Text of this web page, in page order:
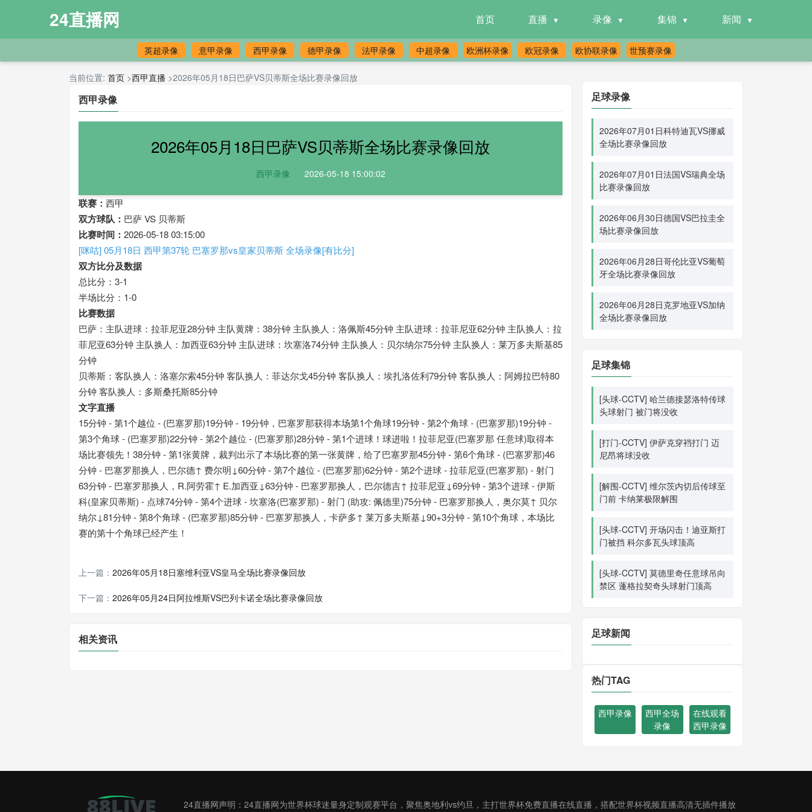
24直播网 首页 直播 录像 集锦 新闻
英超录像 意甲录像 西甲录像 德甲录像 法甲录像 中超录像 欧洲杯录像 欧冠录像 欧协联录像 世预赛录像
当前位置: 首页 >西甲直播 >2026年05月18日巴萨VS贝蒂斯全场比赛录像回放
西甲录像
2026年05月18日巴萨VS贝蒂斯全场比赛录像回放
西甲录像 2026-05-18 15:00:02
联赛： 西甲
双方球队： 巴萨 VS 贝蒂斯
比赛时间： 2026-05-18 03:15:00
[咪咕] 05月18日 西甲第37轮 巴塞罗那vs皇家贝蒂斯 全场录像[有比分]
双方比分及数据
总比分：3-1
半场比分：1-0
比赛数据
巴萨：主队进球：拉菲尼亚28分钟 主队黄牌：38分钟 主队换人：洛佩斯45分钟 主队进球：拉菲尼亚62分钟 主队换人：拉
菲尼亚63分钟 主队换人：加西亚63分钟 主队进球：坎塞洛74分钟 主队换人：贝尔纳尔75分钟 主队换人：莱万多夫斯基85
分钟
贝蒂斯：客队换人：洛塞尔索45分钟 客队换人：菲达尔戈45分钟 客队换人：埃扎洛佐利79分钟 客队换人：阿姆拉巴特80
分钟 客队换人：多斯桑托斯85分钟
文字直播
15分钟 - 第1个越位 - (巴塞罗那)19分钟 - 19分钟，巴塞罗那获得本场第1个角球19分钟 - 第2个角球 - (巴塞罗那)19分钟 -
第3个角球 - (巴塞罗那)22分钟 - 第2个越位 - (巴塞罗那)28分钟 - 第1个进球！球进啦！拉菲尼亚(巴塞罗那 任意球)取得本
场比赛领先！38分钟 - 第1张黄牌，裁判出示了本场比赛的第一张黄牌，给了巴塞罗那45分钟 - 第6个角球 - (巴塞罗那)46
分钟 - 巴塞罗那换人，巴尔德↑ 费尔明↓60分钟 - 第7个越位 - (巴塞罗那)62分钟 - 第2个进球 - 拉菲尼亚(巴塞罗那) - 射门
63分钟 - 巴塞罗那换人，R.阿劳霍↑ E.加西亚↓63分钟 - 巴塞罗那换人，巴尔德吉↑ 拉菲尼亚↓69分钟 - 第3个进球 - 伊斯
科(皇家贝蒂斯) - 点球74分钟 - 第4个进球 - 坎塞洛(巴塞罗那) - 射门 (助攻: 佩德里)75分钟 - 巴塞罗那换人，奥尔莫↑ 贝尔
纳尔↓81分钟 - 第8个角球 - (巴塞罗那)85分钟 - 巴塞罗那换人，卡萨多↑ 莱万多夫斯基↓90+3分钟 - 第10个角球，本场比
赛的第十个角球已经产生！
上一篇： 2026年05月18日塞维利亚VS皇马全场比赛录像回放
下一篇： 2026年05月24日阿拉维斯VS巴列卡诺全场比赛录像回放
相关资讯
足球录像
2026年07月01日科特迪瓦VS挪威
全场比赛录像回放
2026年07月01日法国VS瑞典全场
比赛录像回放
2026年06月30日德国VS巴拉圭全
场比赛录像回放
2026年06月28日哥伦比亚VS葡萄
牙全场比赛录像回放
2026年06月28日克罗地亚VS加纳
全场比赛录像回放
足球集锦
[头球-CCTV] 哈兰德接瑟洛特传球
头球射门 被门将没收
[打门-CCTV] 伊萨克穿裆打门 迈
尼昂将球没收
[解围-CCTV] 维尔茨内切后传球至
门前 卡纳莱极限解围
[头球-CCTV] 开场闪击！迪亚斯打
门被挡 科尔多瓦头球顶高
[头球-CCTV] 莫德里奇任意球吊向
禁区 蓬格拉契奇头球射门顶高
足球新闻
热门TAG
西甲录像
西甲全场
录像
在线观看
西甲录像
24直播网声明：24直播网为世界杯球迷量身定制观赛平台，聚焦奥地利vs约旦，主打世界杯免费直播在线直播，搭配世界杯视频直播高清无插件播放